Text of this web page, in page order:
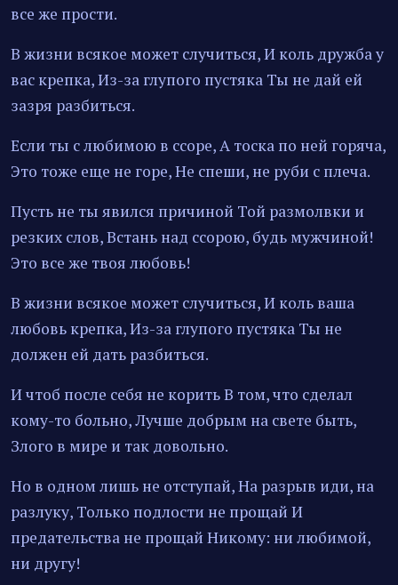
все же прости.
В жизни всякое может случиться, И коль дружба у
вас крепка, Из-за глупого пустяка Ты не дай ей
зазря разбиться.
Если ты с любимою в ссоре, А тоска по ней горяча,
Это тоже еще не горе, Не спеши, не руби с плеча.
Пусть не ты явился причиной Той размолвки и
резких слов, Встань над ссорою, будь мужчиной!
Это все же твоя любовь!
В жизни всякое может случиться, И коль ваша
любовь крепка, Из-за глупого пустяка Ты не
должен ей дать разбиться.
И чтоб после себя не корить В том, что сделал
кому-то больно, Лучше добрым на свете быть,
Злого в мире и так довольно.
Но в одном лишь не отступай, На разрыв иди, на
разлуку, Только подлости не прощай И
предательства не прощай Никому: ни любимой,
ни другу!